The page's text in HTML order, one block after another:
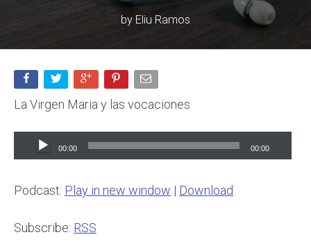
by Eliu Ramos
La Virgen Maria y las vocaciones
Audio
Player
00:00 00:00
Podcast: Play in new window | Download
Subscribe: RSS